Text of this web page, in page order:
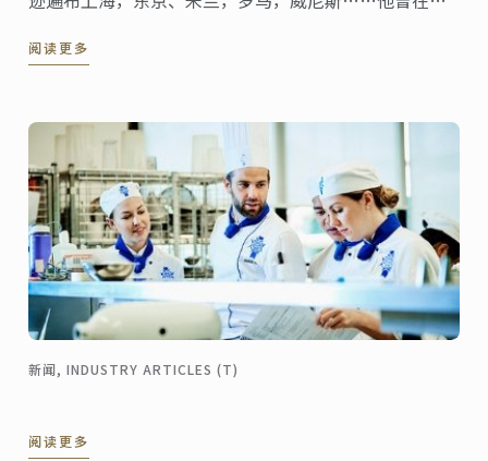
不断向诸多业界名厨拜师学艺，之后回到上海开设自己
阅读更多
新闻, INDUSTRY ARTICLES (T)
阅读更多